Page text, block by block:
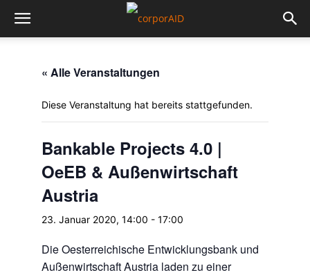
« Alle Veranstaltungen
Diese Veranstaltung hat bereits stattgefunden.
Bankable Projects 4.0 |
OeEB & Außenwirtschaft
Austria
23. Januar 2020, 14:00 - 17:00
Die Oesterreichische Entwicklungsbank und
Außenwirtschaft Austria laden zu einer